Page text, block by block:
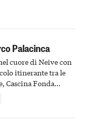
Palacinca
cuore di Neive con
itinerante tra le
Cascina Fonda
di due